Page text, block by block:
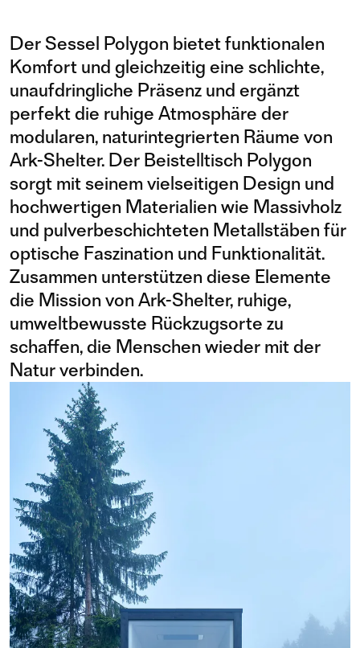
Der Sessel Polygon bietet funktionalen
Komfort und gleichzeitig eine schlichte,
unaufdringliche Präsenz und ergänzt
perfekt die ruhige Atmosphäre der
modularen, naturintegrierten Räume von
Ark-Shelter. Der Beistelltisch Polygon
sorgt mit seinem vielseitigen Design und
hochwertigen Materialien wie Massivholz
und pulverbeschichteten Metallstäben für
optische Faszination und Funktionalität.
Zusammen unterstützen diese Elemente
die Mission von Ark-Shelter, ruhige,
umweltbewusste Rückzugsorte zu
schaffen, die Menschen wieder mit der
Natur verbinden.